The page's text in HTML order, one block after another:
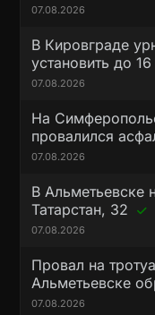
07.08.2026
В Кировграде
установить до 16
07.08.2026
На
провалился
07.08.2026
В Альметьевске
Татарстан, 32
07.08.2026
Провал на
Альметьевске
07.08.2026